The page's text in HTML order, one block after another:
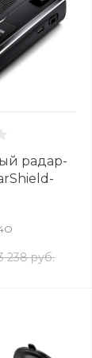
радар-
238 руб.